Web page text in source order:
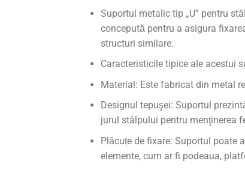
Suportul metalic tip „U” pentru
concepută pentru a asigura
structuri similare.
Caracteristicile tipice ale acestui
Material: Este fabricat din metal
Designul tepuşei: Suportul
jurul stâlpului pentru menţinerea
Plăcuțe de fixare: Suportul poate
elemente, cum ar fi podeaua,